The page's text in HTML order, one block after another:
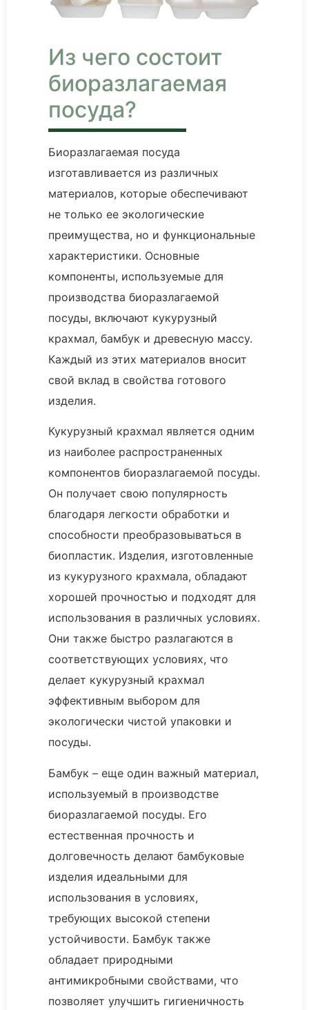
Из чего состоит
биоразлагаемая
посуда?
Биоразлагаемая посуда
изготавливается из различных
материалов, которые обеспечивают
не только ее экологические
преимущества, но и функциональные
характеристики. Основные
компоненты, используемые для
производства биоразлагаемой
посуды, включают кукурузный
крахмал, бамбук и древесную массу.
Каждый из этих материалов вносит
свой вклад в свойства готового
изделия.
Кукурузный крахмал является одним
из наиболее распространенных
компонентов биоразлагаемой посуды.
Он получает свою популярность
благодаря легкости обработки и
способности преобразовываться в
биопластик. Изделия, изготовленные
из кукурузного крахмала, обладают
хорошей прочностью и подходят для
использования в различных условиях.
Они также быстро разлагаются в
соответствующих условиях, что
делает кукурузный крахмал
эффективным выбором для
экологически чистой упаковки и
посуды.
Бамбук – еще один важный материал,
используемый в производстве
биоразлагаемой посуды. Его
естественная прочность и
долговечность делают бамбуковые
изделия идеальными для
использования в условиях,
требующих высокой степени
устойчивости. Бамбук также
обладает природными
антимикробными свойствами, что
позволяет улучшить гигиеничность